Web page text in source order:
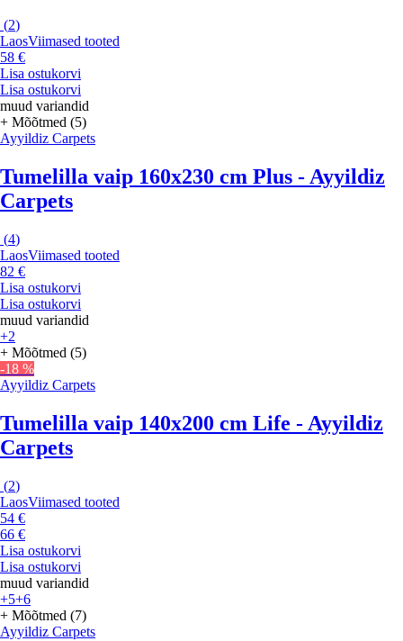
(2)
LaosViimased tooted
58 €
Lisa ostukorvi
Lisa ostukorvi
muud variandid
+ Mõõtmed (5)
Ayyildiz Carpets
Tumelilla vaip 160x230 cm Plus - Ayyildiz
Carpets
(4)
LaosViimased tooted
82 €
Lisa ostukorvi
Lisa ostukorvi
muud variandid
+2
+ Mõõtmed (5)
-18 %
Ayyildiz Carpets
Tumelilla vaip 140x200 cm Life - Ayyildiz
Carpets
(2)
LaosViimased tooted
54 €
66 €
Lisa ostukorvi
Lisa ostukorvi
muud variandid
+5+6
+ Mõõtmed (7)
Ayyildiz Carpets